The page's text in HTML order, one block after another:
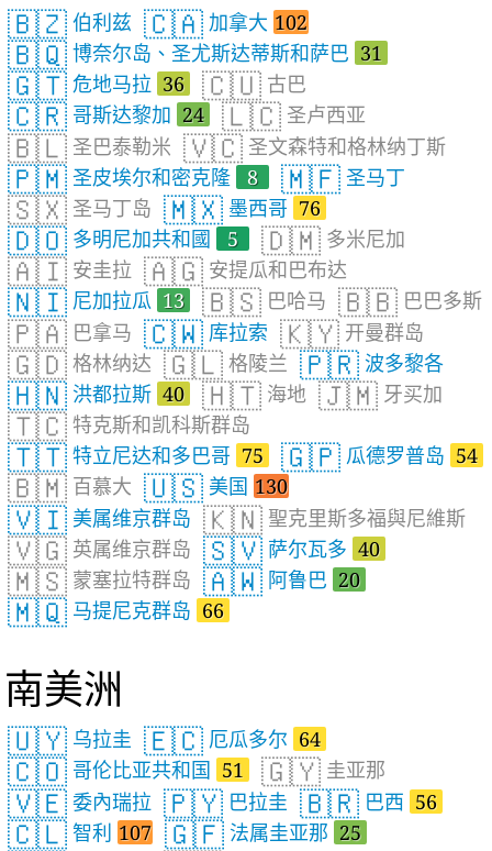
🇧🇿 伯利兹 🇨🇦 加拿大 102
🇧🇶 博奈尔岛、圣尤斯达蒂斯和萨巴 31
🇬🇹 危地马拉 36 🇨🇺 古巴
🇨🇷 哥斯达黎加 24 🇱🇨 圣卢西亚
🇧🇱 圣巴泰勒米 🇻🇨 圣文森特和格林纳丁斯
🇵🇲 圣皮埃尔和密克隆 8 🇲🇫 圣马丁
🇸🇽 圣马丁岛 🇲🇽 墨西哥 76
🇩🇴 多明尼加共和國 5 🇩🇲 多米尼加
🇦🇮 安圭拉 🇦🇬 安提瓜和巴布达
🇳🇮 尼加拉瓜 13 🇧🇸 巴哈马 🇧🇧 巴巴多斯
🇵🇦 巴拿马 🇨🇼 库拉索 🇰🇾 开曼群岛
🇬🇩 格林纳达 🇬🇱 格陵兰 🇵🇷 波多黎各
🇭🇳 洪都拉斯 40 🇭🇹 海地 🇯🇲 牙买加
🇹🇨 特克斯和凯科斯群岛
🇹🇹 特立尼达和多巴哥 75 🇬🇵 瓜德罗普岛 54
🇧🇲 百慕大 🇺🇸 美国 130
🇻🇮 美属维京群岛 🇰🇳 聖克里斯多福與尼維斯
🇻🇬 英属维京群岛 🇸🇻 萨尔瓦多 40
🇲🇸 蒙塞拉特群岛 🇦🇼 阿鲁巴 20
🇲🇶 马提尼克群岛 66
南美洲
🇺🇾 乌拉圭 🇪🇨 厄瓜多尔 64
🇨🇴 哥伦比亚共和国 51 🇬🇾 圭亚那
🇻🇪 委內瑞拉 🇵🇾 巴拉圭 🇧🇷 巴西 56
🇨🇱 智利 107 🇬🇫 法属圭亚那 25